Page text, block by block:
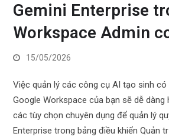
Gemini Enterprise
Workspace Admin
15/05/2026
Việc quản lý các công cụ AI tạo sinh
Google Workspace của bạn sẽ dễ dàng
các tùy chọn chuyên dụng để quản lý
Enterprise trong bảng điều khiển Quản